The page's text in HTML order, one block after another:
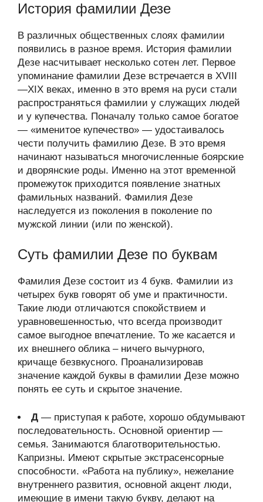
История фамилии Дезе
В различных общественных слоях фамилии
появились в разное время. История фамилии
Дезе насчитывает несколько сотен лет. Первое
упоминание фамилии Дезе встречается в XVIII
—XIX веках, именно в это время на руси стали
распространяться фамилии у служащих людей
и у купечества. Поначалу только самое богатое
— «именитое купечество» — удостаивалось
чести получить фамилию Дезе. В это время
начинают называться многочисленные боярские
и дворянские роды. Именно на этот временной
промежуток приходится появление знатных
фамильных названий. Фамилия Дезе
наследуется из поколения в поколение по
мужской линии (или по женской).
Суть фамилии Дезе по буквам
Фамилия Дезе состоит из 4 букв. Фамилии из
четырех букв говорят об уме и практичности.
Такие люди отличаются спокойствием и
уравновешенностью, что всегда производит
самое выгодное впечатление. То же касается и
их внешнего облика – ничего вычурного,
кричаще безвкусного. Проанализировав
значение каждой буквы в фамилии Дезе можно
понять ее суть и скрытое значение.
Д — приступая к работе, хорошо обдумывают
последовательность. Основной ориентир —
семья. Занимаются благотворительностью.
Капризны. Имеют скрытые экстрасенсорные
способности. «Работа на публику», нежелание
внутреннего развития, основной акцент люди,
имеющие в имени такую букву, делают на